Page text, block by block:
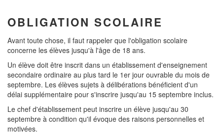
OBLIGATION SCOLAIRE
Avant toute chose, il faut rappeler que l'obligation scolaire
concerne les élèves jusqu'à l'âge de 18 ans.
Un élève doit être inscrit dans un établissement d'enseignement
secondaire ordinaire au plus tard le 1er jour ouvrable du mois de
septembre. Les élèves sujets à délibérations bénéficient d'un
délai supplémentaire pour s'inscrire jusqu'au 15 septembre inclus.
Le chef d'établissement peut inscrire un élève jusqu'au 30
septembre à condition qu'il évoque des raisons personnelles et
motivées.